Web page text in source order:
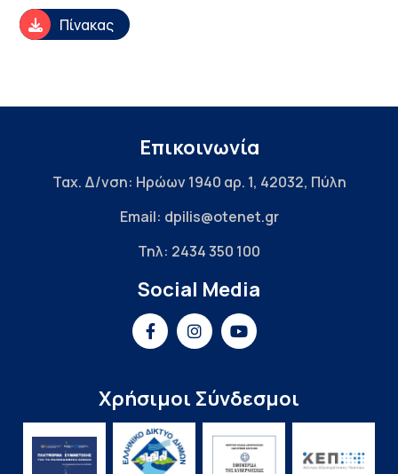
Πίνακας
Επικοινωνία
Ταχ. Δ/νση: Ηρώων 1940 αρ. 1, 42032, Πύλη
Email: dpilis@otenet.gr
Τηλ: 2434 350 100
Social Media
Χρήσιμοι Σύνδεσμοι